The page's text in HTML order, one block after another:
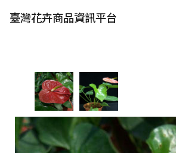
臺灣花卉商品資訊平台